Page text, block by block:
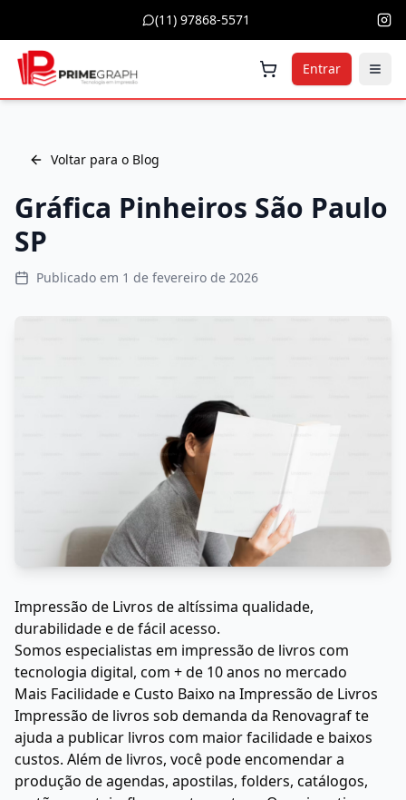
(11) 97868-5571
Entrar
Voltar para o Blog
Gráfica Pinheiros São Paulo
SP
Publicado em 1 de fevereiro de 2026
Impressão de Livros de altíssima qualidade,
durabilidade e de fácil acesso.
Somos especialistas em impressão de livros com
tecnologia digital, com + de 10 anos no mercado
Mais Facilidade e Custo Baixo na Impressão de Livros
Impressão de livros sob demanda da Renovagraf te
ajuda a publicar livros com maior facilidade e baixos
custos. Além de livros, você pode encomendar a
produção de agendas, apostilas, folders, catálogos,